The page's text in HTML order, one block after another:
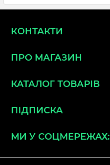
КОНТАКТИ
ПРО МАГАЗИН
КАТАЛОГ ТОВАРІВ
ПІДПИСКА
МИ У СОЦМЕРЕЖАХ: